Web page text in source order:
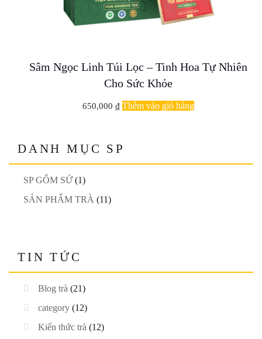
Sâm Ngọc Linh Túi Lọc – Tinh Hoa Tự Nhiên
Cho Sức Khỏe
650,000 ₫ Thêm vào giỏ hàng
DANH MỤC SP
SP GỐM SỨ (1)
SẢN PHẨM TRÀ (11)
TIN TỨC
Blog trà (21)
category (12)
Kiến thức trà (12)